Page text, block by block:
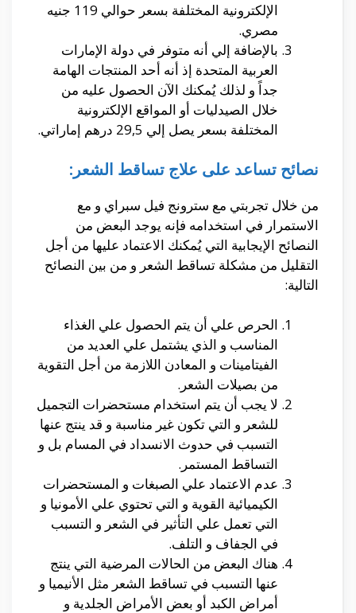
الإلكترونية المختلفة بسعر حوالي 119 جنيه
مصري.
بالإضافة إلي أنه متوفر في دولة الإمارات
العربية المتحدة إذ أنه أحد المنتجات الهامة
جداً و لذلك يُمكنك الآن الحصول عليه من
خلال الصيدليات أو المواقع الإلكترونية
المختلفة بسعر يصل إلي 29,5 درهم إماراتي.
نصائح تساعد على علاج تساقط الشعر:
من خلال تجربتي مع سترونج فيل سبراي و مع
الاستمرار في استخدامه فإنه يوجد البعض من
النصائح الإيجابية التي يُمكنك الاعتماد عليها من أجل
التقليل من مشكلة تساقط الشعر و من بين النصائح
التالية:
الحرص علي أن يتم الحصول علي الغذاء
المناسب و الذي يشتمل علي العديد من
الفيتامينات و المعادن اللازمة من أجل التقوية
من بصيلات الشعر.
لا يجب أن يتم استخدام مستحضرات التجميل
للشعر و التي تكون غير مناسبة و قد ينتج عنها
التسبب في حدوث الانسداد في المسام بل و
التساقط المستمر.
عدم الاعتماد علي الصبغات و المستحضرات
الكيميائية القوية و التي تحتوي علي الأمونيا و
التي تعمل علي التأثير في الشعر و التسبب
في الجفاف و التلف.
هناك البعض من الحالات المرضية التي ينتج
عنها التسبب في تساقط الشعر مثل الأنيميا و
أمراض الكبد أو بعض الأمراض الجلدية و